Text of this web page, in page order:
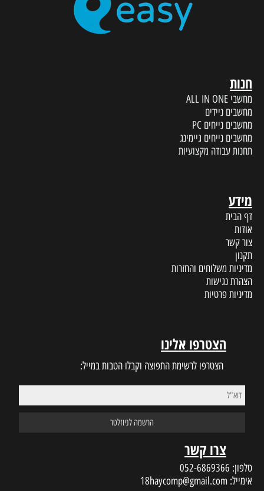
חנות
מחשבי ALL IN ONE
מחשבים ניידים
מחשבים נייחים PC
מחשבים נייחים גיימינג
תחנות עבודה מקצועיות
מידע
דף הבית
אודות
צור קשר
תקנון
מדיניות משלוחים והחזרות
הצהרת נגישות
מדיניות פרטיות
הצטרפו אלינו
הצטרפו לרשימת התפוצה וקבלו הטבות במייל:
צרו קשר
טלפון: 052-6869366
אימייל: 18haycomp@gmail.com